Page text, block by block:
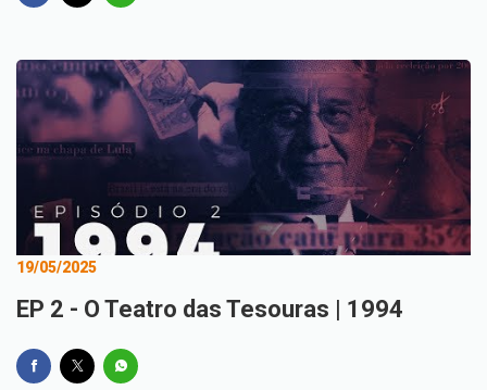
19/05/2025
EP 2 - O Teatro das Tesouras | 1994